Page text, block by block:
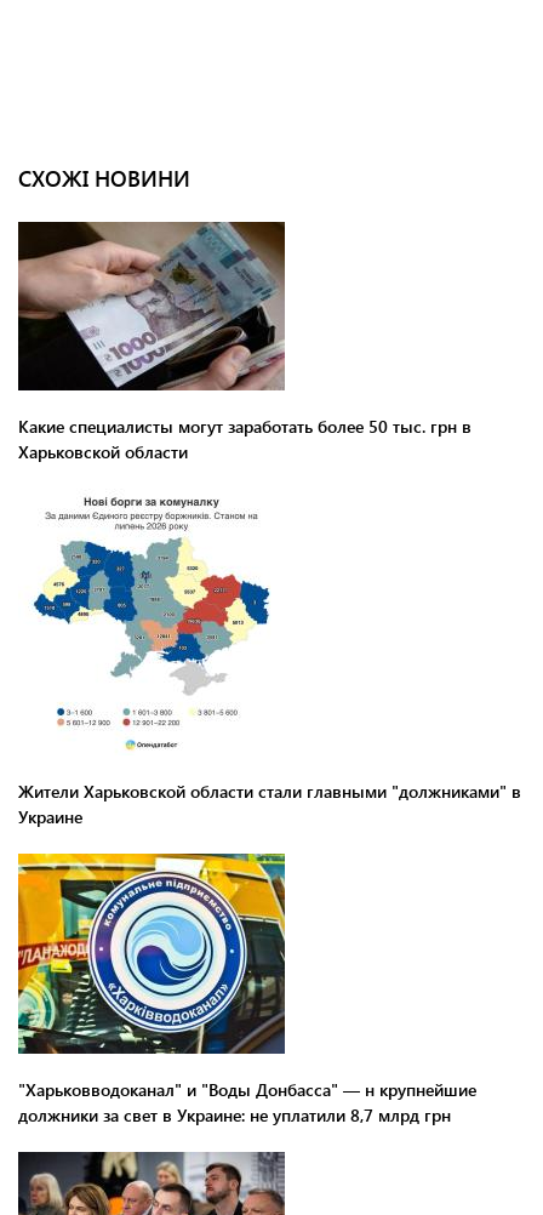
СХОЖІ НОВИНИ
Какие специалисты могут заработать более 50 тыс. грн в
Харьковской области
Жители Харьковской области стали главными "должниками" в
Украине
"Харьковводоканал" и "Воды Донбасса" — н крупнейшие
должники за свет в Украине: не уплатили 8,7 млрд грн